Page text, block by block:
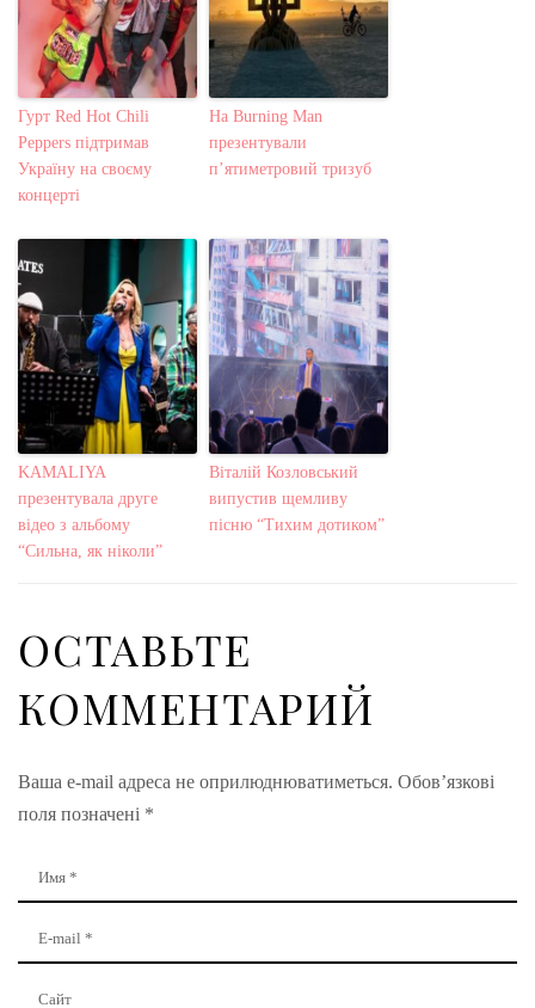
Гурт Red Hot Chili
Peppers підтримав
Україну на своєму
концерті
На Burning Man
презентували
п’ятиметровий тризуб
KAMALIYA
презентувала друге
відео з альбому
“Сильна, як ніколи”
Віталій Козловський
випустив щемливу
пісню “Тихим дотиком”
ОСТАВЬТЕ
КОММЕНТАРИЙ
Ваша e-mail адреса не оприлюднюватиметься. Обов’язкові
поля позначені *